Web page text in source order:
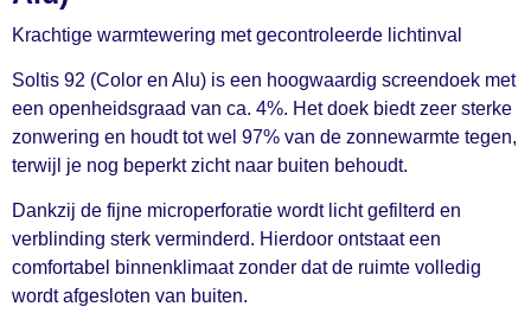
Krachtige warmtewering met gecontroleerde lichtinval
Soltis 92 (Color en Alu) is een hoogwaardig screendoek met
een openheidsgraad van ca. 4%. Het doek biedt zeer sterke
zonwering en houdt tot wel 97% van de zonnewarmte tegen,
terwijl je nog beperkt zicht naar buiten behoudt.
Dankzij de fijne microperforatie wordt licht gefilterd en
verblinding sterk verminderd. Hierdoor ontstaat een
comfortabel binnenklimaat zonder dat de ruimte volledig
wordt afgesloten van buiten.